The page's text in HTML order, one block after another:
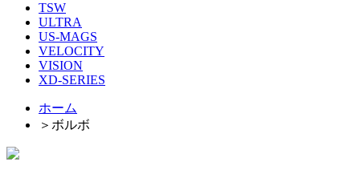
TSW
ULTRA
US-MAGS
VELOCITY
VISION
XD-SERIES
ホーム
＞ ボルボ